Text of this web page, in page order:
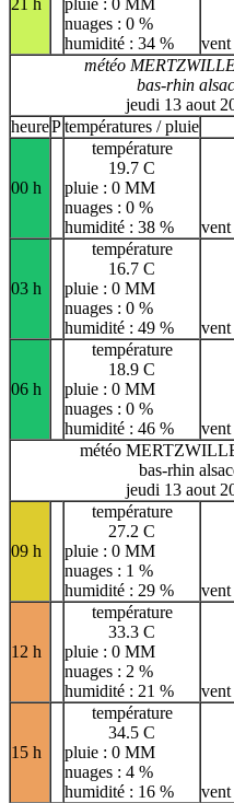
nuages : 0 %
humidité : 34 %
météo
bas-rhin
jeudi 13 aout
heurePtempératures / pluie
00 h
température
19.7 C
pluie : 0 MM
nuages : 0 %
humidité : 38 %
03 h
température
16.7 C
pluie : 0 MM
nuages : 0 %
humidité : 49 %
06 h
température
18.9 C
pluie : 0 MM
nuages : 0 %
humidité : 46 %
météo
bas-rhin
jeudi 13 aout
09 h
température
27.2 C
pluie : 0 MM
nuages : 1 %
humidité : 29 %
12 h
température
33.3 C
pluie : 0 MM
nuages : 2 %
humidité : 21 %
15 h
température
34.5 C
pluie : 0 MM
nuages : 4 %
humidité : 16 %